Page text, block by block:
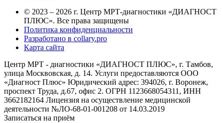
© 2023 – 2026 г. Центр МРТ-диагностики «ДИАГНОСТ
ПЛЮС». Все права защищены
Политика конфиденциальности
Разработано в collary.pro
Карта сайта
Центр МРТ - диагностики «ДИАГНОСТ ПЛЮС», г. Тамбов,
улица Москвовская, д. 14. Услуги предоставляются ООО
«Диагност Плюс» Юридический адрес: 394026, г. Воронеж,
проспект Труда, д.67, офис 2. ОГРН 1123668054311, ИНН
3662182164 Лицензия на осуществление медицинской
деятельности №ЛО-68-01-001208 от 14.03.2019
Записаться на приём